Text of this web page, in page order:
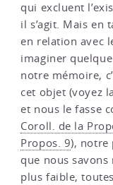
qui excluent
il s’agit. Mais en
en relation avec
imaginer
notre mémoire,
cet objet (voyez la
et nous le fasse
Coroll. de la
Propos. 9), notre
que nous
plus faible,